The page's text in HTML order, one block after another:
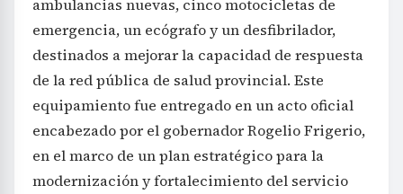
ambulancias nuevas, cinco motocicletas de
emergencia, un ecógrafo y un desfibrilador,
destinados a mejorar la capacidad de respuesta
de la red pública de salud provincial. Este
equipamiento fue entregado en un acto oficial
encabezado por el gobernador Rogelio Frigerio,
en el marco de un plan estratégico para la
modernización y fortalecimiento del servicio